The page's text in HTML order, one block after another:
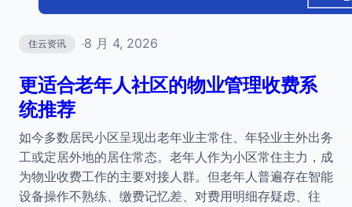
住云资讯 ·8 月 4, 2026
更适合老年人社区的物业管理收费系
统推荐
如今多数居民小区呈现出老年业主常住、年轻业主外出务
工或定居外地的居住常态。老年人作为小区常住主力，成
为物业收费工作的主要对接人群。但老年人普遍存在智能
设备操作不熟练、缴费记忆差、对费用明细存疑虑、往